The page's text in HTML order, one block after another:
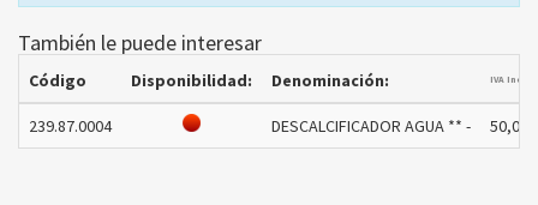
También le puede interesar
Código Disponibilidad: Denominación: IVA
239.87.0004 DESCALCIFICADOR AGUA ** - 50,00